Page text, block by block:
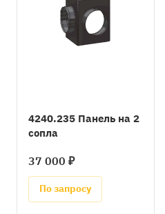
4240.235 Панель на 2
сопла
37 000 ₽
По запросу